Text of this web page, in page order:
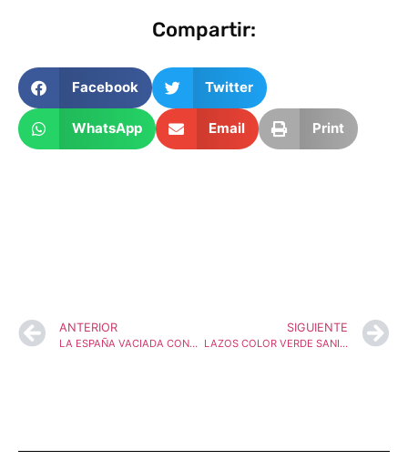
Compartir:
Facebook Twitter
WhatsApp Email Print
ANTERIOR
LA ESPAÑA VACIADA CONVOCA UNA CONCENTRACIÓN DE CINCO MINUTOS EL 3 DE OCTUBRE EN DEFENSA DE LA SANIDAD PÚBLICA Y POR UNA SANIDAD RURAL DIGNA
SIGUIENTE
LAZOS COLOR VERDE SANITARIO PARA RECLAMAR UNA SANIDAD DIGNA PARA LOS SORIANOS